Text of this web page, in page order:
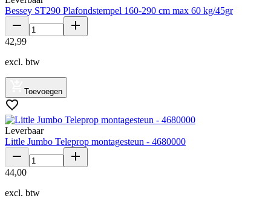
Bessey ST290 Plafondstempel 160-290 cm max 60 kg/45gr
42,99
excl. btw
Toevoegen
Leverbaar
Little Jumbo Teleprop montagesteun - 4680000
44,00
excl. btw